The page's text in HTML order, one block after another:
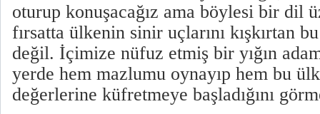
oturup konuşacağız ama böylesi bir dil
fırsatta ülkenin sinir uçlarını kışkırtan
değil. İçimize nüfuz etmiş bir yığın
yerde hem mazlumu oynayıp hem bu
değerlerine küfretmeye başladığını